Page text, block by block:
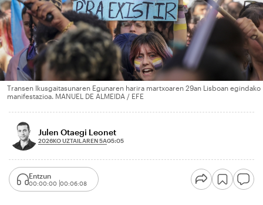
Transen Ikusgaitasunaren Egunaren harira martxoaren 29an Lisboan egindako
manifestazioa. MANUEL DE ALMEIDA / EFE
Julen Otaegi Leonet
2026KO UZTAILAREN 5A05:05
Entzun
00:00:00 00:06:08